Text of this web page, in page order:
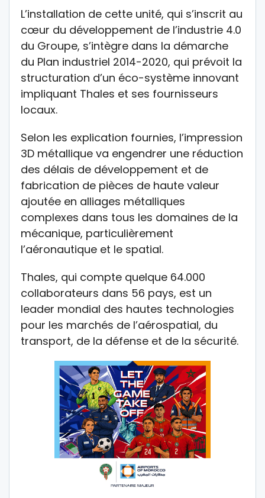
L’installation de cette unité, qui s’inscrit au
cœur du développement de l’industrie 4.0
du Groupe, s’intègre dans la démarche
du Plan industriel 2014-2020, qui prévoit la
structuration d’un éco-système innovant
impliquant Thales et ses fournisseurs
locaux.
Selon les explication fournies, l’impression
3D métallique va engendrer une réduction
des délais de développement et de
fabrication de pièces de haute valeur
ajoutée en alliages métalliques
complexes dans tous les domaines de la
mécanique, particulièrement
l’aéronautique et le spatial.
Thales, qui compte quelque 64.000
collaborateurs dans 56 pays, est un
leader mondial des hautes technologies
pour les marchés de l’aérospatial, du
transport, de la défense et de la sécurité.